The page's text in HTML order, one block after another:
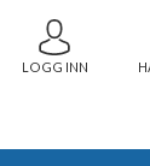
LOGG INN